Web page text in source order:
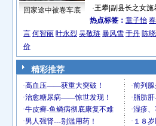
回家途中被卷车底
·王攀| 副县长之女施
热点标签： 章子怡
言 何智丽 叶永烈 吴敬琏 暴风雪 于丹 陈
价
精彩推荐